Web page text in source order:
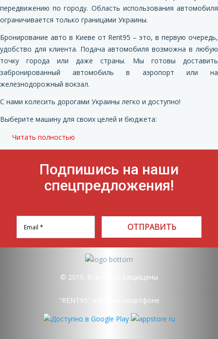
передвижению по городу. Область использования автомобиля
ограничивается только границами Украины.
Бронирование авто в Киеве от Rent95 – это, в первую очередь,
удобство для клиента. Подача автомобиля возможна в любую
точку города или даже страны. Мы готовы доставить
забронированный автомобиль в аэропорт или на
железнодорожный вокзал.
С нами колесить дорогами Украины легко и доступно!
Выберите машину для своих целей и бюджета:
Читать полностью
Подпишись на наши
спецпредложения!
ОТПРАВИТЬ
© 2019. Все права защищены
"RENT95" в вашем смартфоне